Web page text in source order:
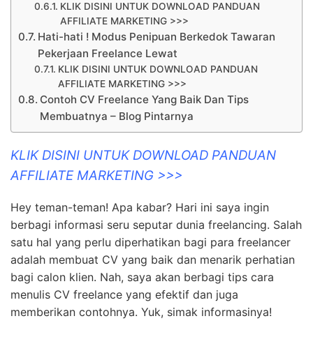
KLIK DISINI UNTUK DOWNLOAD PANDUAN
AFFILIATE MARKETING >>>
Hati-hati ! Modus Penipuan Berkedok Tawaran
Pekerjaan Freelance Lewat
KLIK DISINI UNTUK DOWNLOAD PANDUAN
AFFILIATE MARKETING >>>
Contoh CV Freelance Yang Baik Dan Tips
Membuatnya – Blog Pintarnya
KLIK DISINI UNTUK DOWNLOAD PANDUAN
AFFILIATE MARKETING >>>
Hey teman-teman! Apa kabar? Hari ini saya ingin
berbagi informasi seru seputar dunia freelancing. Salah
satu hal yang perlu diperhatikan bagi para freelancer
adalah membuat CV yang baik dan menarik perhatian
bagi calon klien. Nah, saya akan berbagi tips cara
menulis CV freelance yang efektif dan juga
memberikan contohnya. Yuk, simak informasinya!